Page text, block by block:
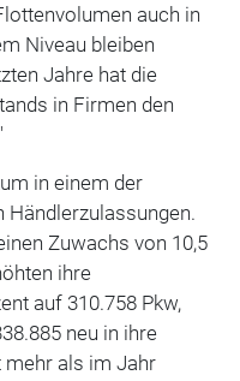
auch in
Niveau bleiben
Jahre hat die
in Firmen den
in einem der
Händlerzulassungen.
Zuwachs von 10,5
ihre
auf 310.758 Pkw,
neu in ihre
mehr als im Jahr